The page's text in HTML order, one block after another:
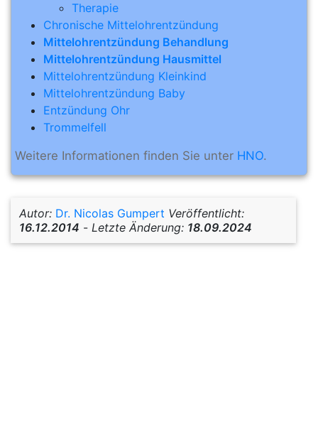
Therapie
Chronische Mittelohrentzündung
Mittelohrentzündung Behandlung
Mittelohrentzündung Hausmittel
Mittelohrentzündung Kleinkind
Mittelohrentzündung Baby
Entzündung Ohr
Trommelfell
Weitere Informationen finden Sie unter HNO.
Autor: Dr. Nicolas Gumpert Veröffentlicht:
16.12.2014 - Letzte Änderung: 18.09.2024